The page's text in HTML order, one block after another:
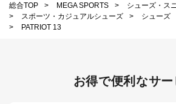
総合TOP
> MEGA SPORTS >
シューズ・ス
>
スポーツ・カジュアルシューズ > シューズ
>
PATRIOT 13
お得で便利なサー